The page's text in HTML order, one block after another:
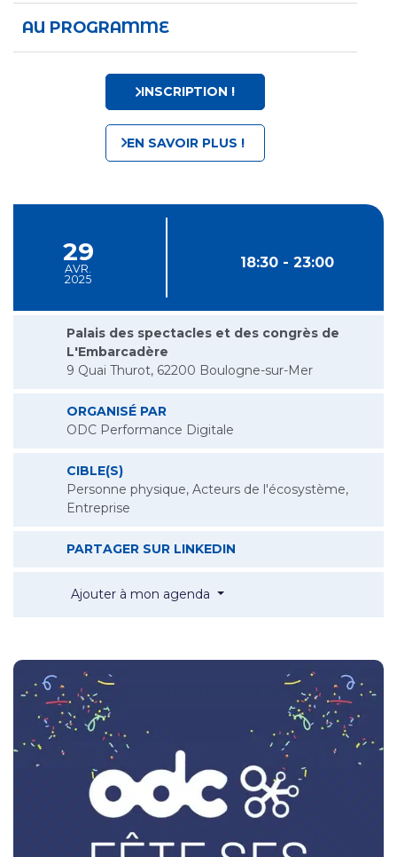
AU PROGRAMME
INSCRIPTION !
EN SAVOIR PLUS !
29
AVR.
2025
18:30 - 23:00
Palais des spectacles et des congrès de
L'Embarcadère
9 Quai Thurot, 62200 Boulogne-sur-Mer
ORGANISÉ PAR
ODC Performance Digitale
CIBLE(S)
Personne physique, Acteurs de l'écosystème,
Entreprise
PARTAGER SUR LINKEDIN
Ajouter à mon agenda L’ODC fête ses 30 ans !